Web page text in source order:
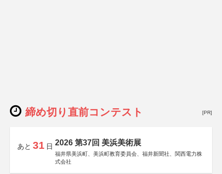
締め切り直前コンテスト [PR]
あと 31 日 2026 第37回 美浜美術展
福井県美浜町、美浜町教育委員会、福井新聞社、関西電力株
式会社